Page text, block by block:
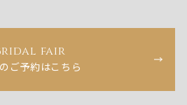
fair
ご予約はこちら